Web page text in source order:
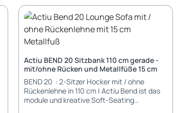
Montage: Konferenztisch wird demontiert
geliefert Aufbau-Service gegen Aufpreis
möglich
64,3 cm Höhe: 43 cm (ohne Rückenlehne) /
68 cm (mit Rückenlehne) Sitzhöhe: 43 cm
Lieferung und Montage: Sitzelement wird
demontiert geliefert - einfache Montage
Füße und Rückenlehne müssen mit Sitz
Actiu BEND 20 Sitzbank 110 cm gerade -
mit/ohne Rücken und Metallfüße 15 cm
BEND 20 : 2-Sitzer Hocker mit / ohne
Rückenlehne in 110 cm | Actiu Bend ist das
module und kreative Soft-Seating